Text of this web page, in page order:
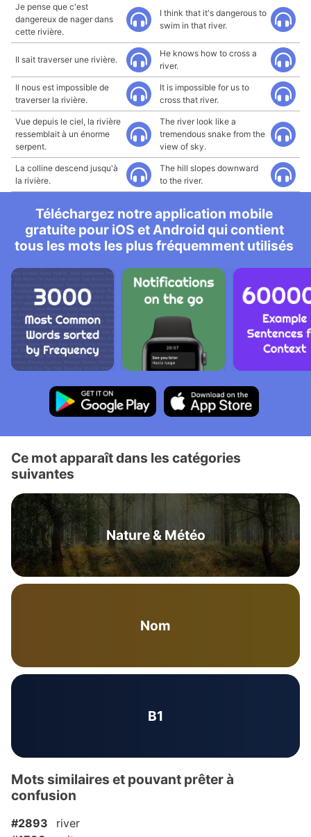
Je pense que c'est
dangereux de nager dans
cette rivière.
I think that it's dangerous to
swim in that river.
Il sait traverser une rivière.
He knows how to cross a
river.
Il nous est impossible de
traverser la rivière.
It is impossible for us to
cross that river.
Vue depuis le ciel, la rivière
ressemblait à un énorme
serpent.
The river look like a
tremendous snake from the
view of sky.
La colline descend jusqu'à
la rivière.
The hill slopes downward
to the river.
Téléchargez notre application mobile
gratuite pour iOS et Android qui contient
tous les mots les plus fréquemment utilisés
Ce mot apparaît dans les catégories
suivantes
Nature & Météo
Nom
B1
Mots similaires et pouvant prêter à
confusion
#2893
river